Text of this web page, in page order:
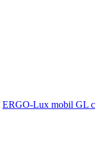
ERGO-Lux mobil GL c